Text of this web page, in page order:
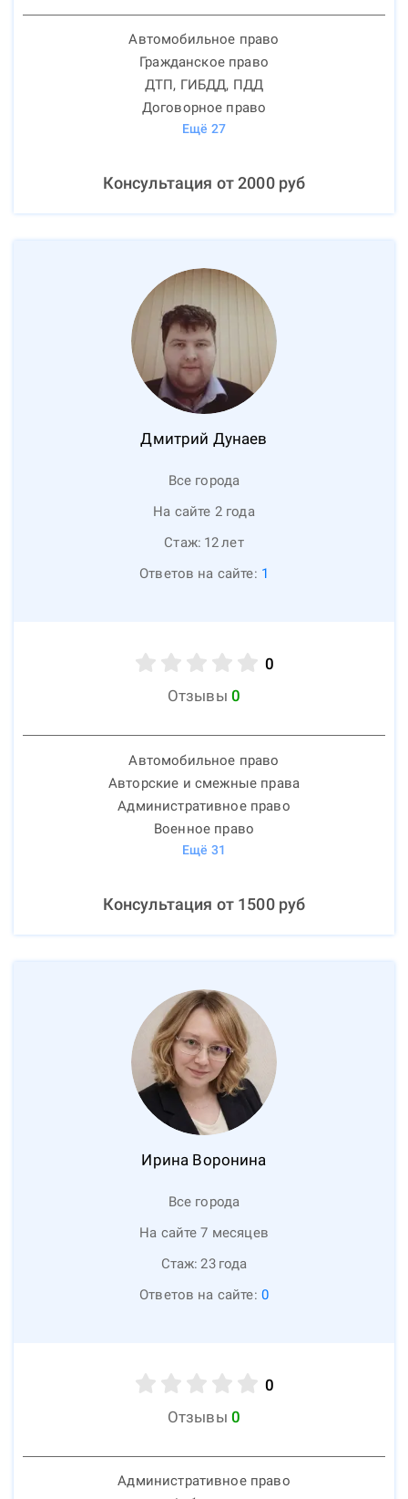
Автомобильное право
Гражданское право
ДТП, ГИБДД, ПДД
Договорное право
Ещё 27
Консультация от2000руб
Дмитрий Дунаев
Все города
На сайте 2 года
Стаж: 12лет
Ответов на сайте: 1
0
Отзывы 0
Автомобильное право
Авторские и смежные права
Административное право
Военное право
Ещё 31
Консультация от 1500руб
Ирина Воронина
Все города
На сайте 7 месяцев
Стаж: 23 года
Ответов на сайте: 0
0
Отзывы 0
Административное право